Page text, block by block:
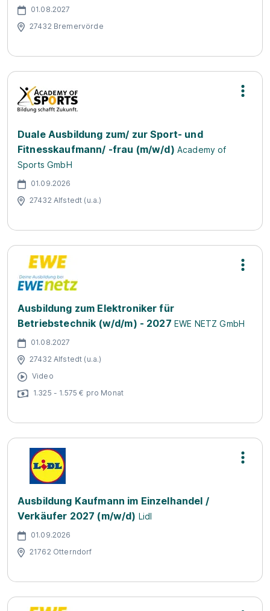
01.08.2027
27432 Bremervörde
Duale Ausbildung zum/ zur Sport- und
Fitnesskaufmann/ -frau (m/w/d) Academy of
Sports GmbH
01.09.2026
27432 Alfstedt (u.a.)
Ausbildung zum Elektroniker für
Betriebstechnik (w/d/m) - 2027 EWE NETZ GmbH
01.08.2027
27432 Alfstedt (u.a.)
Video
1.325 - 1.575 € pro Monat
Ausbildung Kaufmann im Einzelhandel /
Verkäufer 2027 (m/w/d) Lidl
01.09.2026
21762 Otterndorf